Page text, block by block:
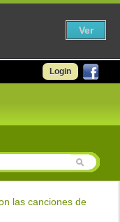
Login
las canciones de
Ver